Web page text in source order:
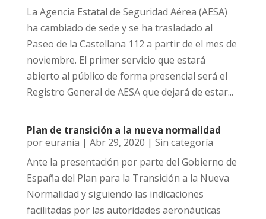
La Agencia Estatal de Seguridad Aérea (AESA)
ha cambiado de sede y se ha trasladado al
Paseo de la Castellana 112 a partir de el mes de
noviembre. El primer servicio que estará
abierto al público de forma presencial será el
Registro General de AESA que dejará de estar...
Plan de transición a la nueva normalidad
poreurania | Abr 29, 2020 | Sin categoría
Ante la presentación por parte del Gobierno de
España del Plan para la Transición a la Nueva
Normalidad y siguiendo las indicaciones
facilitadas por las autoridades aeronáuticas